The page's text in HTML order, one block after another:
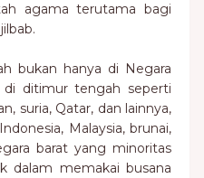
agama terutama bagi
bukan hanya di Negara
ditimur tengah seperti
suria, Qatar, dan lainnya,
Malaysia, brunai,
barat yang minoritas
dalam memakai busana